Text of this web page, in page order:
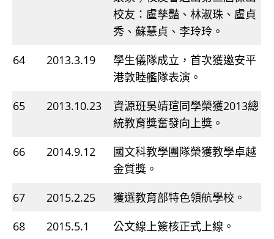
校友：盧孳豔、林淑珠、盧貞
秀、蘇慧貞、李玲玲。
64
2013.3.19
學生儀隊成立，首次獲邀安平
港敦睦艦隊表演。
65
2013.10.23
資源班吳靖瑄同學榮獲2013總
統教育獎奮發向上獎。
66
2014.9.12
國文科教學團隊榮獲教學卓越
金質獎。
67
2015.2.25
獲選教育部特色領航學校。
68
2015.5.1
公文線上簽核正式上線。